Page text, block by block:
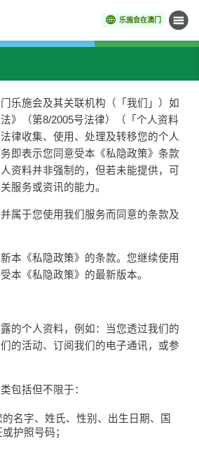
乐施会在澳门 菜单
乐施会及其关联机构（「我们」）如
》（第8/2005号法律）（「个人资料
律收集、使用、处理及转移您的个人
即表示您同意受本《私隐政策》条款
资料并非强制的，但若未能提供，可
服务或资讯的能力。
属于您使用我们服务而同意的条款及
本《私隐政策》的条款。您继续使用
本《私隐政策》的最新版本。
的个人资料，例如：当您透过我们的
的活动、订阅我们的电子通讯，或参
包括但不限于：
名字、姓氏、性别、出生日期、国
护照号码；